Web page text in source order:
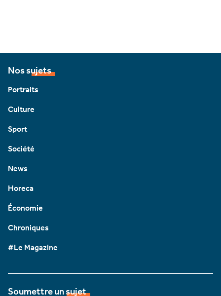
Nos sujets
Portraits
Culture
Sport
Société
News
Horeca
Économie
Chroniques
#Le Magazine
Soumettre un sujet